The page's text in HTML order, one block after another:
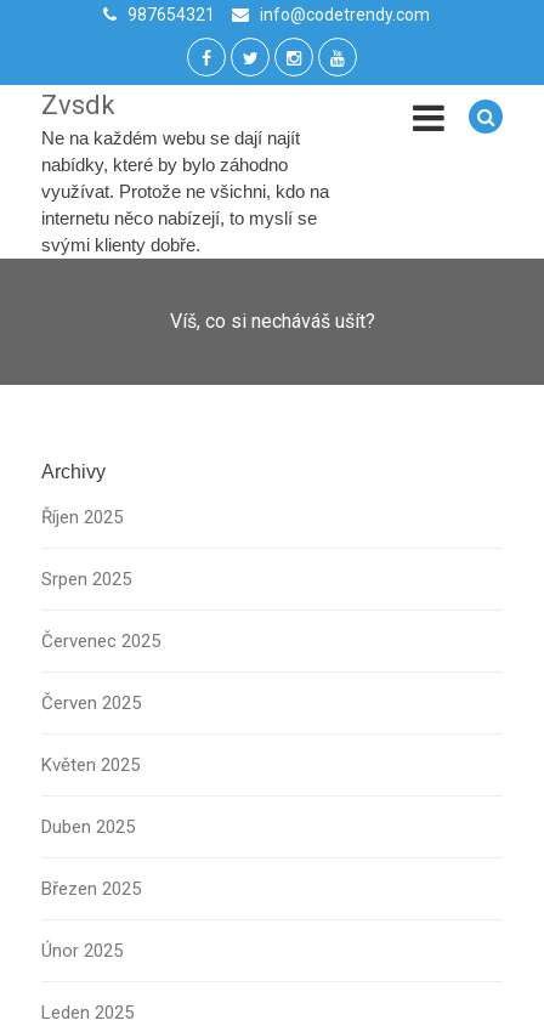
987654321 info@codetrendy.com
Zvsdk
Ne na každém webu se dají najít
nabídky, které by bylo záhodno
využívat. Protože ne všichni, kdo na
internetu něco nabízejí, to myslí se
svými klienty dobře.
Víš, co si necháváš ušít?
Archivy
Říjen 2025
Srpen 2025
Červenec 2025
Červen 2025
Květen 2025
Duben 2025
Březen 2025
Únor 2025
Leden 2025